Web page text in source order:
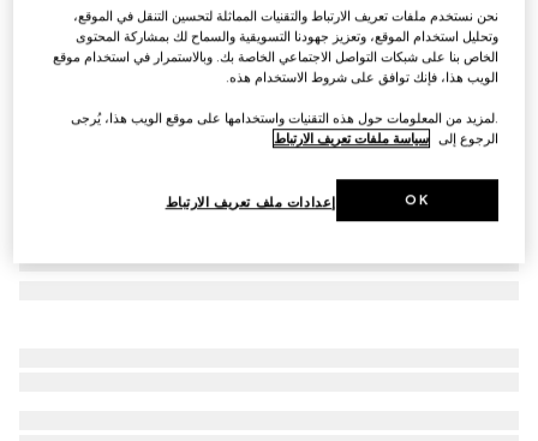
SAR 1,250
تنويعاتمتعدد الألوان
نحن نستخدم ملفات تعريف الارتباط والتقنيات المماثلة لتحسين التنقل في الموقع،
وتحليل استخدام الموقع، وتعزيز جهودنا التسويقية والسماح لك بمشاركة المحتوى
الخاص بنا على شبكات التواصل الاجتماعي الخاصة بك. وبالاستمرار في استخدام موقع
الويب هذا، فإنك توافق على شروط الاستخدام هذه.
.لمزيد من المعلومات حول هذه التقنيات واستخدامها على موقع الويب هذا، يُرجى
الرجوع إلى سياسة ملفات تعريف الارتباط
إعدادات ملف تعريف الارتباط OK